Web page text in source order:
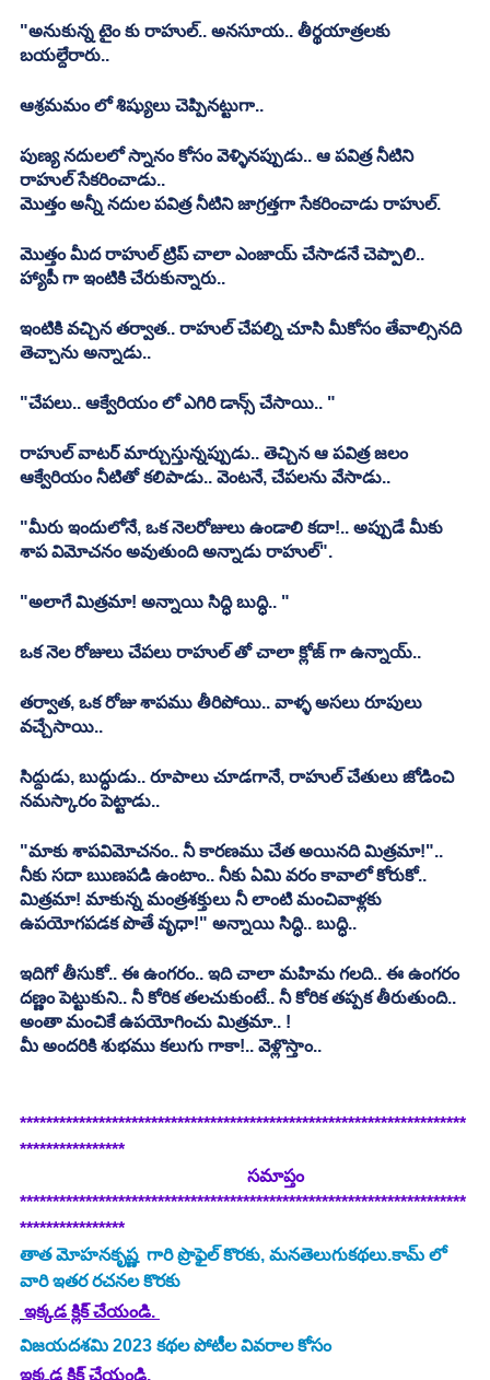
"అనుకున్న టైం కు రాహుల్.. అనసూయ.. తీర్థయాత్రలకు
బయల్దేరారు..
ఆశ్రమమం లో శిష్యులు చెప్పినట్టుగా..
పుణ్య నదులలో స్నానం కోసం వెళ్ళినప్పుడు.. ఆ పవిత్ర నీటిని
రాహుల్ సేకరించాడు..
మొత్తం అన్నీ నదుల పవిత్ర నీటిని జాగ్రత్తగా సేకరించాడు రాహుల్.
మొత్తం మీద రాహుల్ ట్రిప్ చాలా ఎంజాయ్ చేసాడనే చెప్పాలి..
హ్యాపీ గా ఇంటికి చేరుకున్నారు..
ఇంటికి వచ్చిన తర్వాత.. రాహుల్ చేపల్ని చూసి మీకోసం తేవాల్సినది
తెచ్చాను అన్నాడు..
"చేపలు.. ఆక్వేరియం లో ఎగిరి డాన్స్ చేసాయి.. "
రాహుల్ వాటర్ మార్చుస్తున్నప్పుడు.. తెచ్చిన ఆ పవిత్ర జలం
ఆక్వేరియం నీటితో కలిపాడు.. వెంటనే, చేపలను వేసాడు..
"మీరు ఇందులోనే, ఒక నెలరోజులు ఉండాలి కదా!.. అప్పుడే మీకు
శాప విమోచనం అవుతుంది అన్నాడు రాహుల్".
"అలాగే మిత్రమా! అన్నాయి సిద్ధి బుద్ధి.. "
ఒక నెల రోజులు చేపలు రాహుల్ తో చాలా క్లోజ్ గా ఉన్నాయ్..
తర్వాత, ఒక రోజు శాపము తీరిపోయి.. వాళ్ళ అసలు రూపులు
వచ్చేసాయి..
సిద్దుడు, బుద్ధుడు.. రూపాలు చూడగానే, రాహుల్ చేతులు జోడించి
నమస్కారం పెట్టాడు..
"మాకు శాపవిమోచనం.. నీ కారణము చేత అయినది మిత్రమా!"..
నీకు సదా ఋణపడి ఉంటాం.. నీకు ఏమి వరం కావాలో కోరుకో..
మిత్రమా! మాకున్న మంత్రశక్తులు నీ లాంటి మంచివాళ్లకు
ఉపయోగపడక పొతే వృధా!" అన్నాయి సిద్ధి.. బుద్ధి..
ఇదిగో తీసుకో.. ఈ ఉంగరం.. ఇది చాలా మహిమ గలది.. ఈ ఉంగరం
దణ్ణం పెట్టుకుని.. నీ కోరిక తలచుకుంటే.. నీ కోరిక తప్పక తీరుతుంది..
అంతా మంచికే ఉపయోగించు మిత్రమా.. !
మీ అందరికి శుభము కలుగు గాకా!.. వెళ్లొస్తాం..
********************************************************************
****************
                                                    సమాప్తం
********************************************************************
****************
తాత మోహనకృష్ణ  గారి ప్రొఫైల్ కొరకు, మనతెలుగుకథలు.కామ్ లో
వారి ఇతర రచనల కొరకు
ఇక్కడ క్లిక్ చేయండి.
విజయదశమి 2023 కథల పోటీల వివరాల కోసం
ఇక్కడ క్లిక్ చేయండి.